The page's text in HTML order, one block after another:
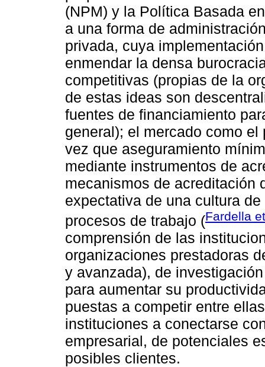
(NPM) y la Política Basada
a una forma de
privada, cuya
enmendar la densa
competitivas (propias de la
de estas ideas son
fuentes de financiamiento
general); el mercado como
vez que aseguramiento
mediante instrumentos de
mecanismos de acreditación
expectativa de una cultura
procesos de trabajo (Fardella
comprensión de las
organizaciones prestadoras
y avanzada), de
para aumentar su
puestas a competir entre
instituciones a conectarse
empresarial, de potenciales
posibles clientes.